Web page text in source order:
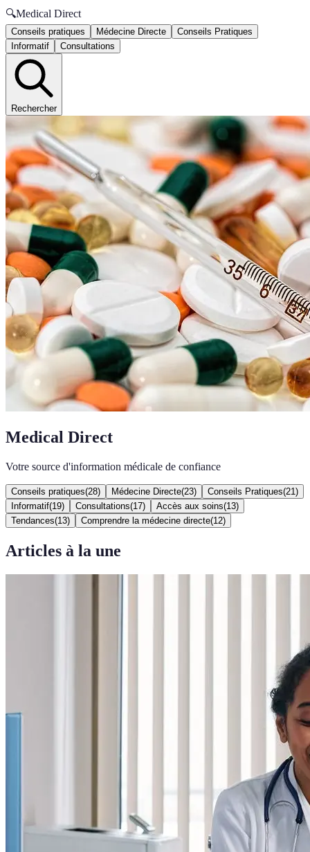
🔍Medical Direct
Conseils pratiques Médecine Directe
Conseils Pratiques
Informatif
Consultations
Rechercher
Medical Direct
Votre source d'information médicale de confiance
Conseils pratiques(28) Médecine Directe(23) Conseils Pratiques(21 )
Informatif(19) Consultations(17) Accès aux soins(13)
Tendances(13) Comprendre la médecine directe(12)
Articles à la une